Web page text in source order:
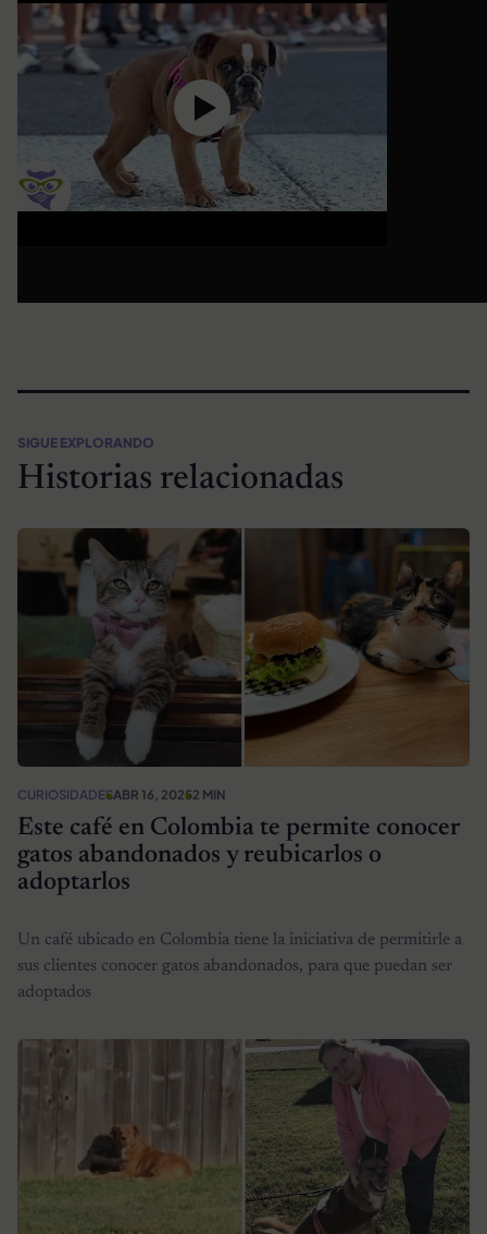
SIGUE EXPLORANDO
Historias relacionadas
CURIOSIDADESABR 16, 20252 MIN
Este café en Colombia te permite conocer
gatos abandonados y reubicarlos o
adoptarlos
Un café ubicado en Colombia tiene la iniciativa de permitirle a
sus clientes conocer gatos abandonados, para que puedan ser
adoptados